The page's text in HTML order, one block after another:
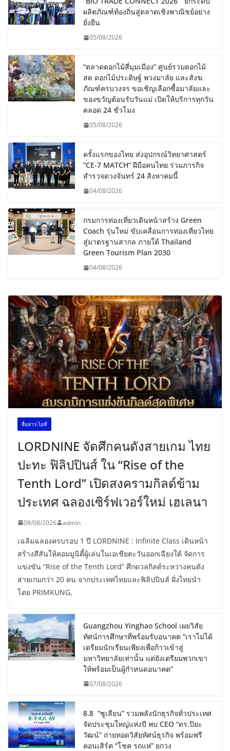
ผลิตภัณฑ์ท้องถิ่นสู่ตลาดเชิงพาณิชย์อย่าง
ยั่งยืน
05/08/2026
“ตลาดดอกไม้สี่มุมเมือง” ศูนย์รวมดอกไม้
สด ดอกไม้ประดิษฐ์ พวงมาลัย และสังฆ
ภัณฑ์ครบวงจร ขอเชิญเลือกซื้อมาลัยและ
ของขวัญต้อนรับวันแม่ เปิดให้บริการทุกวัน
ตลอด 24 ชั่วโมง
05/08/2026
ครั้งแรกของไทย ส่งอุปกรณ์วิทยาศาสตร์
“CE-7 MATCH” ฝีมือคนไทย ร่วมภารกิจ
สำรวจดวงจันทร์ 24 สิงหาคมนี้
04/08/2026
กรมการท่องเที่ยวเดินหน้าสร้าง Green
Coach รุ่นใหม่ ขับเคลื่อนการท่องเที่ยวไทย
สู่มาตรฐานสากล ภายใต้ Thailand
Green Tourism Plan 2030
04/08/2026
สื่อสาร-ไอที
LORDNINE จัดศึกคนดังสายเกม ไทย
ปะทะ ฟิลิปปินส์ ใน “Rise of the
Tenth Lord” เปิดสงครามกิลด์ข้าม
ประเทศ ฉลองเซิร์ฟเวอร์ใหม่ เฮเลนา
08/08/2026 admin
เฉลิมฉลองครบรอบ 1 ปี LORDNINE : Infinite Class เดินหน้า
สร้างสีสันให้คอมมูนิตี้ผู้เล่นในเอเชียตะวันออกเฉียงใต้ จัดการ
แข่งขัน “Rise of the Tenth Lord” ศึกดวลกิลด์ระหว่างคนดัง
สายเกมกว่า 20 คน จากประเทศไทยและฟิลิปปินส์ ฝั่งไทยนำ
โดย PRIMKUNG,
Guangzhou Yinghao School เผยวิสัย
ทัศน์การศึกษาที่พร้อมรับอนาคต “เราไม่ได้
เตรียมนักเรียนเพียงเพื่อก้าวเข้าสู่
มหาวิทยาลัยเท่านั้น แต่ยังเตรียมพวกเขา
ให้พร้อมเป็นผู้กำหนดอนาคต”
07/08/2026
8.8 “ซูเลียน” รวมพลังนักธุรกิจทั่วประเทศ
จัดประชุมใหญ่แห่งปี พบ CEO “ดร.ปิยะ
วัฒน์” ถ่ายทอดวิสัยทัศน์ธุรกิจ พร้อมฟรี
คอนเสิร์ต “โชค รถแห่” ยกวง